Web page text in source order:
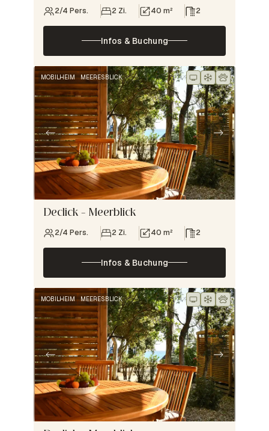
2/4 Pers. 2 Zi. 40 m² 2
Infos & Buchung
MOBILHEIM MEERESBLICK
Declick – Meerblick
2/4 Pers. 2 Zi. 40 m² 2
Infos & Buchung
MOBILHEIM MEERESBLICK